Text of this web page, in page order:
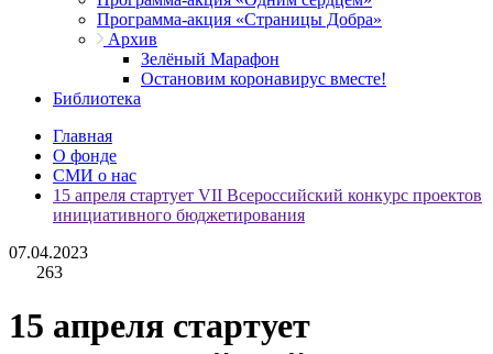
Программа-акция «Страницы Добра»
Архив
Зелёный Марафон
Остановим коронавирус вместе!
Библиотека
Главная
О фонде
СМИ о нас
15 апреля стартует VII Всероссийский конкурс проектов
инициативного бюджетирования
07.04.2023
263
15 апреля стартует